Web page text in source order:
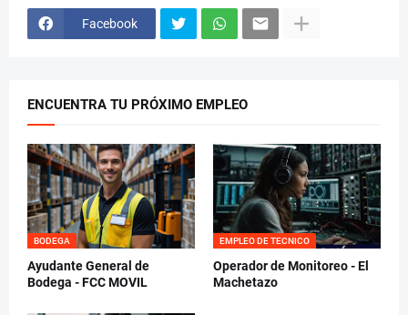
Facebook
ENCUENTRA TU PRÓXIMO EMPLEO
BODEGA
Ayudante General de
Bodega - FCC MOVIL
EMPLEO DE TECNICO
Operador de Monitoreo - El
Machetazo